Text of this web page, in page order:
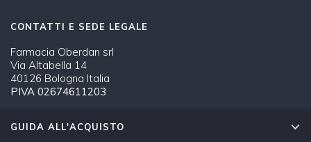
CONTATTI E SEDE LEGALE
Farmacia Oberdan srl
Via Altabella 14
40126 Bologna Italia
PIVA 02674611203
GUIDA ALL'ACQUISTO